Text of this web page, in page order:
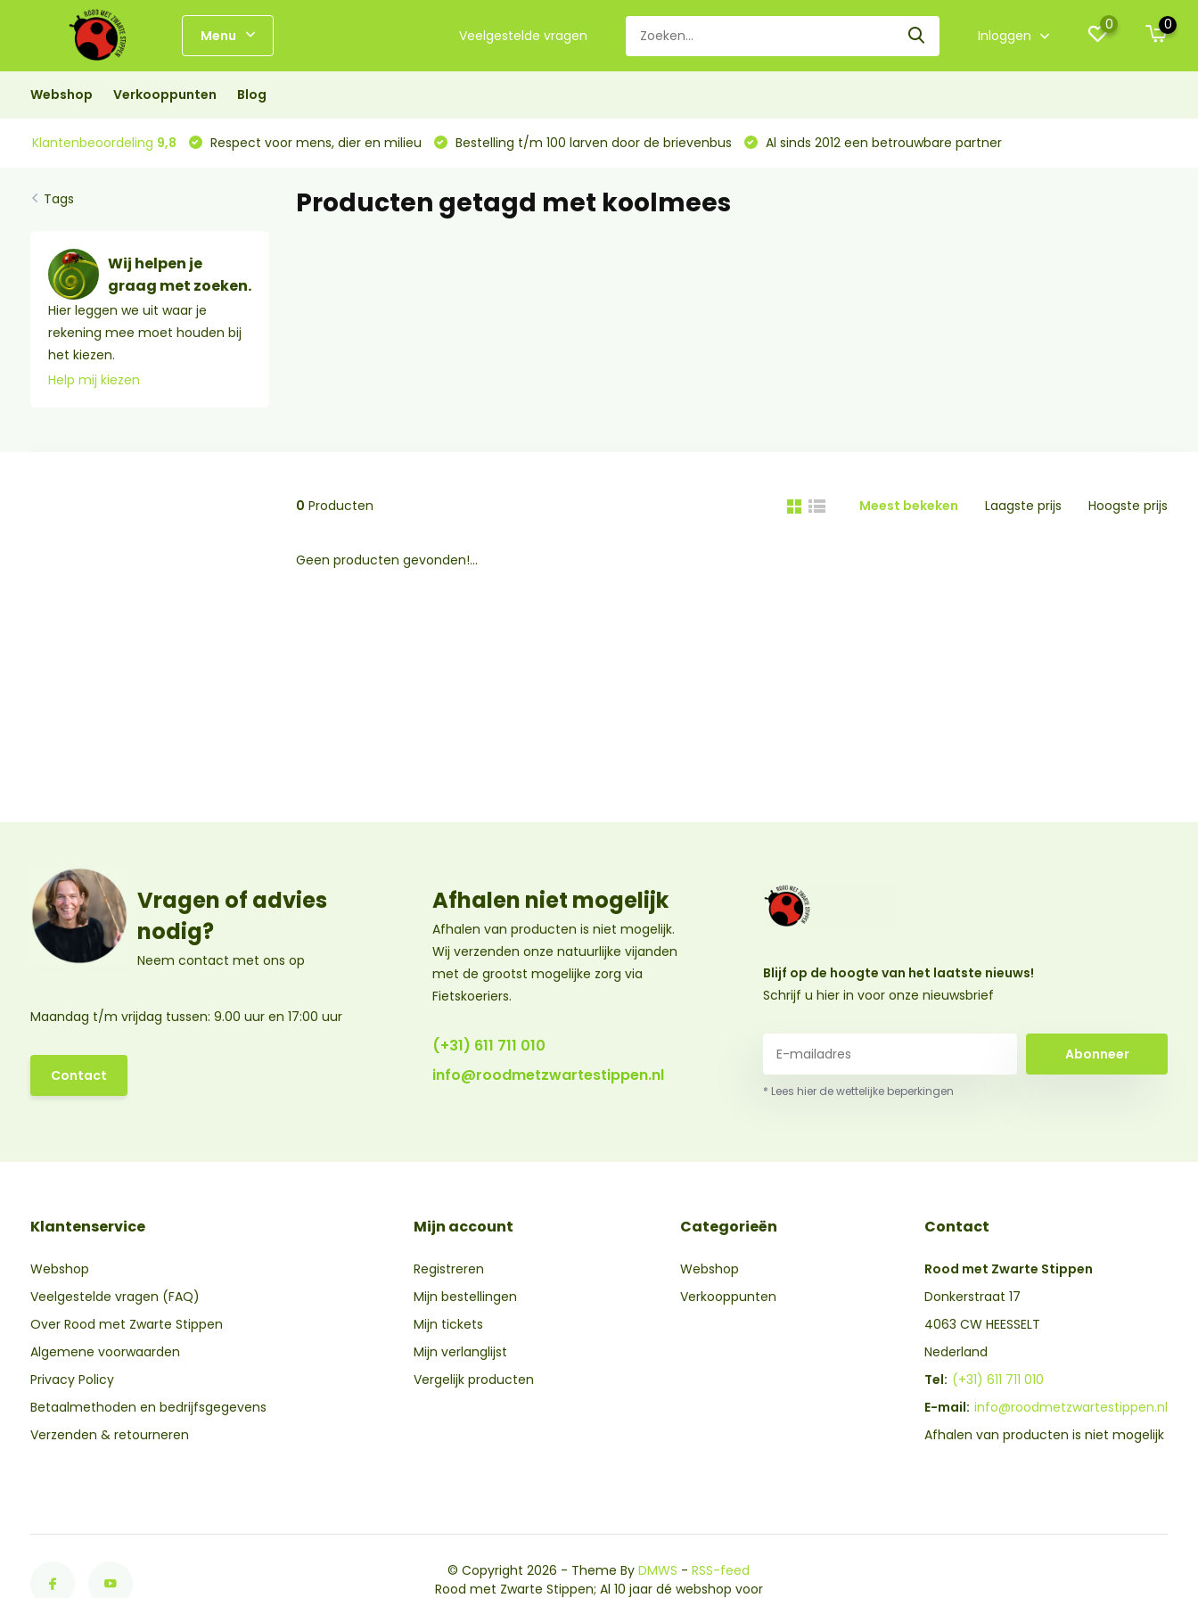
Menu Veelgestelde vragen Inloggen
0 0
Webshop Verkooppunten Blog
Klantenbeoordeling 9,8 Respect voor mens, dier en milieu Bestelling t/m 100 larven door de brievenbus Al sinds 2012 een betrouwbare partner
Tags
Wij helpen je
graag met zoeken.
Hier leggen we uit waar je
rekening mee moet houden bij
het kiezen.
Help mij kiezen
Producten getagd met koolmees
0 Producten Meest bekeken Laagste prijs Hoogste prijs
Geen producten gevonden!...
Vragen of advies
nodig?
Neem contact met ons op
Maandag t/m vrijdag tussen: 9.00 uur en 17:00 uur
Contact
Afhalen niet mogelijk
Afhalen van producten is niet mogelijk.
Wij verzenden onze natuurlijke vijanden
met de grootst mogelijke zorg via
Fietskoeriers.
(+31) 611 711 010
info@roodmetzwartestippen.nl
Blijf op de hoogte van het laatste nieuws!
Schrijf u hier in voor onze nieuwsbrief
Abonneer
* Lees hier de wettelijke beperkingen
Klantenservice
Webshop
Veelgestelde vragen (FAQ)
Over Rood met Zwarte Stippen
Algemene voorwaarden
Privacy Policy
Betaalmethoden en bedrijfsgegevens
Verzenden & retourneren
Mijn account
Registreren
Mijn bestellingen
Mijn tickets
Mijn verlanglijst
Vergelijk producten
Categorieën
Webshop
Verkooppunten
Contact
Rood met Zwarte Stippen
Donkerstraat 17
4063 CW HEESSELT
Nederland
Tel: (+31) 611 711 010
E-mail: info@roodmetzwartestippen.nl
Afhalen van producten is niet mogelijk
© Copyright 2026 - Theme ByDMWS -RSS-feed
Rood met Zwarte Stippen; Al 10 jaar dé webshop voor